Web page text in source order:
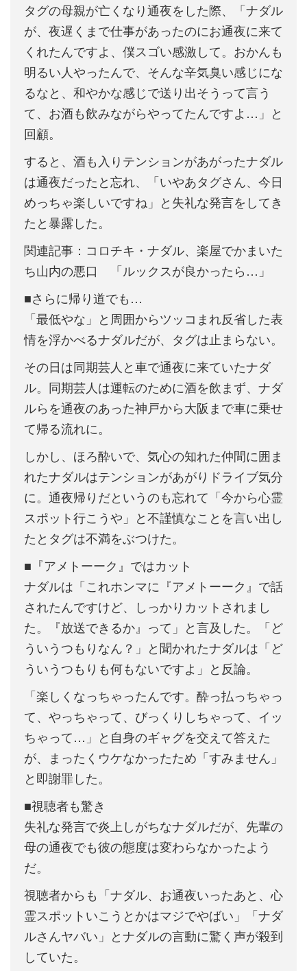
タグの母親が亡くなり通夜をした際、「ナダル
が、夜遅くまで仕事があったのにお通夜に来て
くれたんですよ、僕スゴい感激して。おかんも
明るい人やったんで、そんな辛気臭い感じにな
るなと、和やかな感じで送り出そうって言う
て、お酒も飲みながらやってたんですよ…」と
回顧。
すると、酒も入りテンションがあがったナダル
は通夜だったと忘れ、「いやあタグさん、今日
めっちゃ楽しいですね」と失礼な発言をしてき
たと暴露した。
関連記事：コロチキ・ナダル、楽屋でかまいた
ち山内の悪口 「ルックスが良かったら…」
■さらに帰り道でも…
「最低やな」と周囲からツッコまれ反省した表
情を浮かべるナダルだが、タグは止まらない。
その日は同期芸人と車で通夜に来ていたナダ
ル。同期芸人は運転のために酒を飲まず、ナダ
ルらを通夜のあった神戸から大阪まで車に乗せ
て帰る流れに。
しかし、ほろ酔いで、気心の知れた仲間に囲ま
れたナダルはテンションがあがりドライブ気分
に。通夜帰りだというのも忘れて「今から心霊
スポット行こうや」と不謹慎なことを言い出し
たとタグは不満をぶつけた。
■『アメトーーク』ではカット
ナダルは「これホンマに『アメトーーク』で話
されたんですけど、しっかりカットされまし
た。『放送できるか』って」と言及した。「ど
ういうつもりなん？」と聞かれたナダルは「ど
ういうつもりも何もないですよ」と反論。
「楽しくなっちゃったんです。酔っ払っちゃっ
て、やっちゃって、びっくりしちゃって、イッ
ちゃって…」と自身のギャグを交えて答えた
が、まったくウケなかったため「すみません」
と即謝罪した。
■視聴者も驚き
失礼な発言で炎上しがちなナダルだが、先輩の
母の通夜でも彼の態度は変わらなかったよう
だ。
視聴者からも「ナダル、お通夜いったあと、心
霊スポットいこうとかはマジでやばい」「ナダ
ルさんヤバい」とナダルの言動に驚く声が殺到
していた。